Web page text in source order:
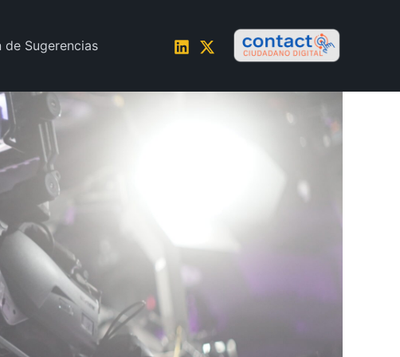
de Sugerencias